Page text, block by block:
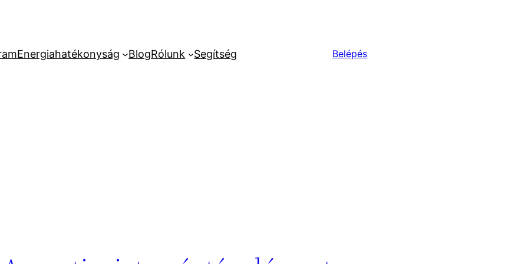
Energiahatékonyság BlogRólunk Segítség Belépés